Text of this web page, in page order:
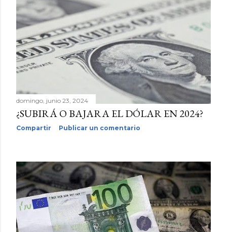
domingo, junio 23, 2024
¿SUBIRÁ O BAJARA EL DÓLAR EN 2024?
Compartir Publicar un comentario